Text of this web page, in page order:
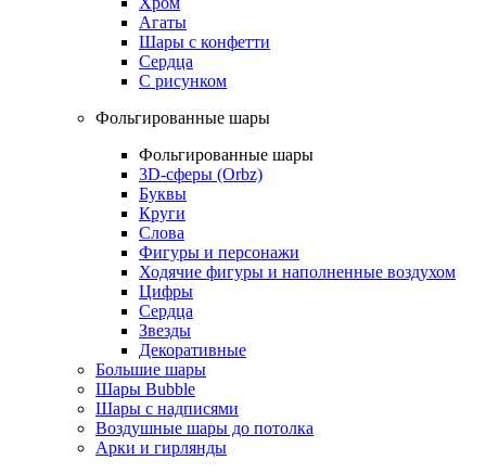
Агаты
Шары с конфетти
Сердца
С рисунком
Фольгированные шары
Фольгированные шары
3D-сферы (Orbz)
Буквы
Круги
Слова
Фигуры и персонажи
Ходячие фигуры и наполненные воздухом
Цифры
Сердца
Звезды
Декоративные
Большие шары
Шары Bubble
Шары с надписями
Воздушные шары до потолка
Арки и гирлянды